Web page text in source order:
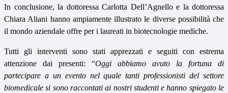
In conclusione, la dottoressa Carlotta Dell’Agnello e la dottoressa
Chiara Aliani hanno ampiamente illustrato le diverse possibilità che
il mondo aziendale offre per i laureati in biotecnologie mediche.
Tutti gli interventi sono stati apprezzati e seguiti con estrema
attenzione dai presenti: “Oggi abbiamo avuto la fortuna di
partecipare a un evento nel quale tanti professionisti del settore
biomedicale si sono raccontati ai nostri studenti e hanno spiegato le